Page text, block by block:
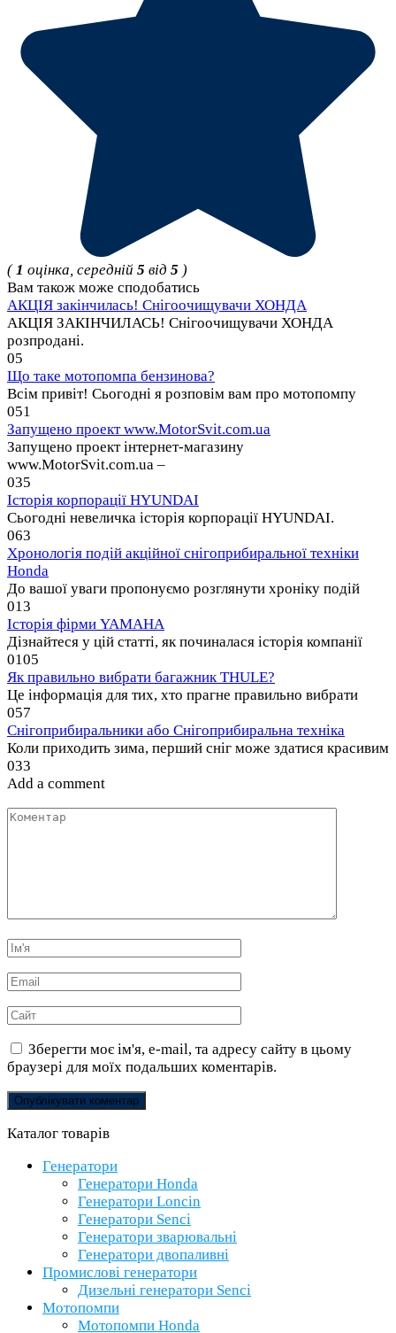
(1 оцінка, середній 5 від 5 )
Вам також може сподобатись
АКЦІЯ закінчилась! Снігоочищувачи ХОНДА
АКЦІЯ ЗАКІНЧИЛАСЬ! Снігоочищувачи ХОНДА
розпродані.
05
Що таке мотопомпа бензинова?
Всім привіт! Сьогодні я розповім вам про мотопомпу
051
Запущено проект www.MotorSvit.com.ua
Запущено проект інтернет-магазину
www.MotorSvit.com.ua –
035
Історія корпорації HYUNDAI
Сьогодні невеличка історія корпорації HYUNDAI.
063
Хронологія подій акційної снігоприбиральної техніки
Honda
До вашої уваги пропонуємо розглянути хроніку подій
013
Історія фірми YAMAHA
Дізнайтеся у цій статті, як починалася історія компанії
0105
Як правильно вибрати багажник THULE?
Це інформація для тих, хто прагне правильно вибрати
057
Снігоприбиральники або Снігоприбиральна техніка
Коли приходить зима, перший сніг може здатися красивим
033
Add a comment
Коментар
Ім'я
Email
Сайт
Зберегти моє ім'я, e-mail, та адресу сайту в цьому
браузері для моїх подальших коментарів.
Каталог товарів
Генератори
Генератори Honda
Генератори Loncin
Генератори Senci
Генератори зварювальні
Генератори двопаливні
Промислові генератори
Дизельні генератори Senci
Мотопомпи
Мотопомпи Honda